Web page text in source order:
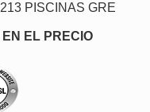
PISCINAS GRE
EL PRECIO